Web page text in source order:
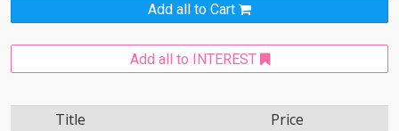
Add all to Cart
Add all to INTEREST
Title Price